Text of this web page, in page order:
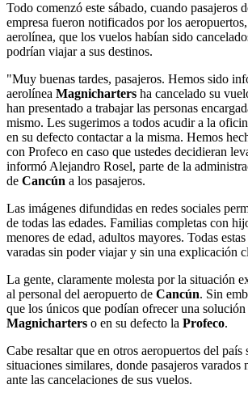
Todo comenzó este sábado, cuando pasajeros
empresa fueron notificados por los
aerolínea, que los vuelos habían sido
podrían viajar a sus destinos.
"Muy buenas tardes, pasajeros. Hemos sido
aerolínea Magnicharters ha cancelado su
han presentado a trabajar las personas
mismo. Les sugerimos a todos acudir a la
en su defecto contactar a la misma. Hemos
con Profeco en caso que ustedes decidieran
informó Alejandro Rosel, parte de la
de Cancún a los pasajeros.
Las imágenes difundidas en redes sociales
de todas las edades. Familias completas con
menores de edad, adultos mayores. Todas
varadas sin poder viajar y sin una explicación
La gente, claramente molesta por la situación
al personal del aeropuerto de Cancún. Sin
que los únicos que podían ofrecer una solución
Magnicharters o en su defecto la Profeco.
Cabe resaltar que en otros aeropuertos del país
situaciones similares, donde pasajeros varados
ante las cancelaciones de sus vuelos.